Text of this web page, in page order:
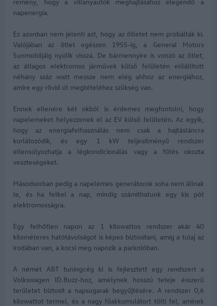
napenergia.
Ez azonban nem jelenti azt, hogy az ötletet nem próbálták ki.
Valójában az ötlet egészen 1955-ig, a General Motors
Sunmobiljáig nyúlik vissza. De bármennyire is vonzó az ötlet,
az átlagos elektromos járművek külső felületén előállított
néhány száz watt messze nem elég ahhoz az energiához,
amire egy rövid út megtételéhez szükség van.
Ennek ellenére két okból is érdemes megfontolni, hogy
napelemeket helyezzenek el az EV külső felületén. Az egyik,
hogy az energiafelhasználás nem csak a hajtásláncra
korlátozódik, és egy 1 kW teljesítményű rendszer
ellensúlyozhatja a légkondicionálás vagy a fűtés okozta
veszteségeket.
Másodsorban pedig a napelemes generátorok soha nem állnak
le, és ha felkel a nap, mindig számíthatunk egy kis pót
elektromosságra.
Egy felhőtlen napon az 1 kilowattos rendszer akár 40
kilométeres hatótávolságot is képes biztosítani, amíg a tulaj az
irodában van, a kocsi meg napozik a parkolóban.
A német ABT tuningcég ki is fejlesztett egy rendszert a
Volkswagen ID.Buzz-hoz, amelynek hosszú teteje ésszerű
területet biztosít a napsugarak begyűjtésére. A rendszer 0,6
kilowattot termel, és a nagy főakkumulátort tölti fel, aminek